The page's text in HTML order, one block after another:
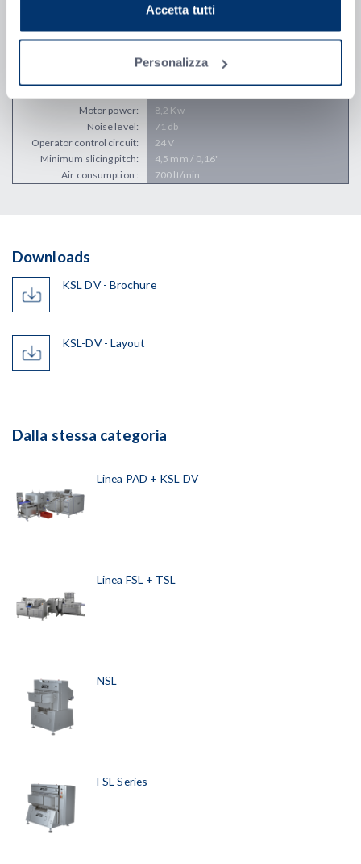
Accetta tutti
Personalizza
Height :
1563 mm / 61,5"
Depth (KSL DV - KSL DV
2541 mm / 100,04" - 4848 mm / 190,87"
Motor power:
8,2 Kw
Noise level:
71 db
Operator control circuit:
24 V
Minimum slicing pitch:
4,5 mm / 0,16"
Air consumption :
700 lt/min
Downloads
KSL DV - Brochure
KSL-DV - Layout
Dalla stessa categoria
Linea PAD + KSL DV
Linea FSL + TSL
NSL
FSL Series